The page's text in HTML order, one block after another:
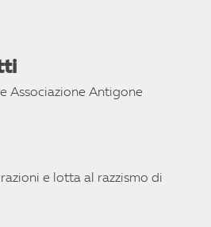
Associazione Antigone
e lotta al razzismo di